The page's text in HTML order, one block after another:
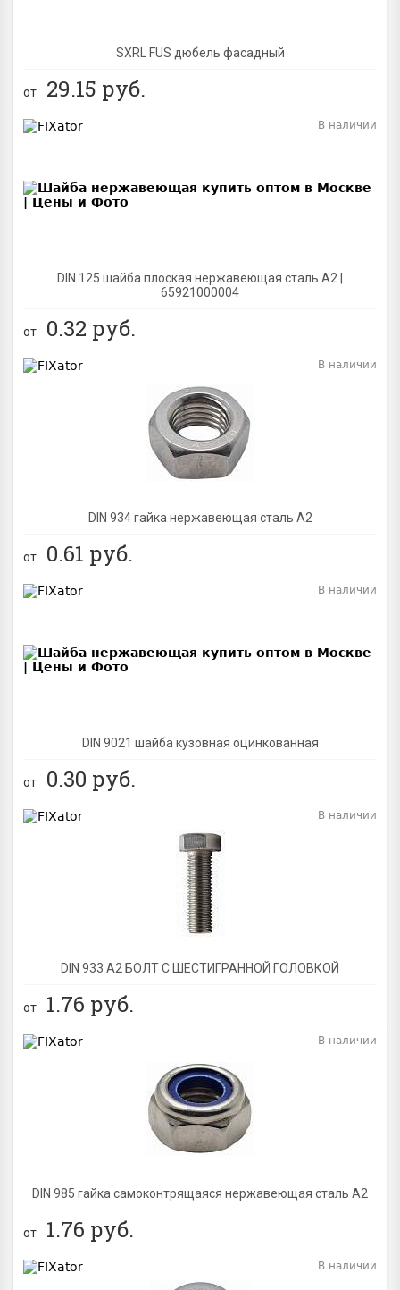
SXRL FUS дюбель фасадный
от 29.15 руб.
DIN 125 шайба плоская нержавеющая сталь A2 |
65921000004
В наличии
от 0.32 руб.
DIN 934 гайка нержавеющая сталь A2
В наличии
от 0.61 руб.
DIN 9021 шайба кузовная оцинкованная
В наличии
от 0.30 руб.
DIN 933 А2 БОЛТ С ШЕСТИГРАННОЙ ГОЛОВКОЙ
В наличии
от 1.76 руб.
DIN 985 гайка самоконтрящаяся нержавеющая сталь A2
В наличии
от 1.76 руб.
В наличии